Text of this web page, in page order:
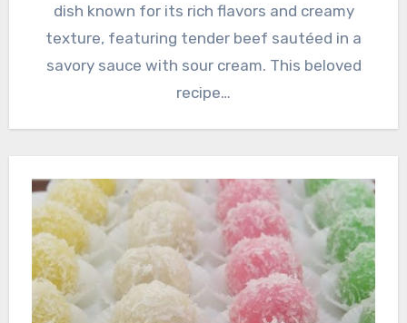
dish known for its rich flavors and creamy
texture, featuring tender beef sautéed in a
savory sauce with sour cream. This beloved
recipe…